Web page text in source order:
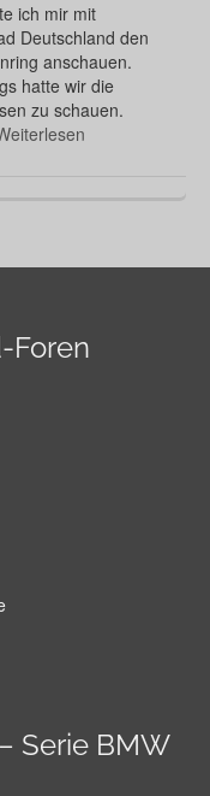
ich mir mit
Deutschland den
anschauen.
hatte wir die
zu schauen.
Foren
Serie BMW